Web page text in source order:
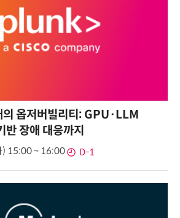
옵저버빌리티: GPU·LLM
장애 대응까지
15:00 ~ 16:00 D-1